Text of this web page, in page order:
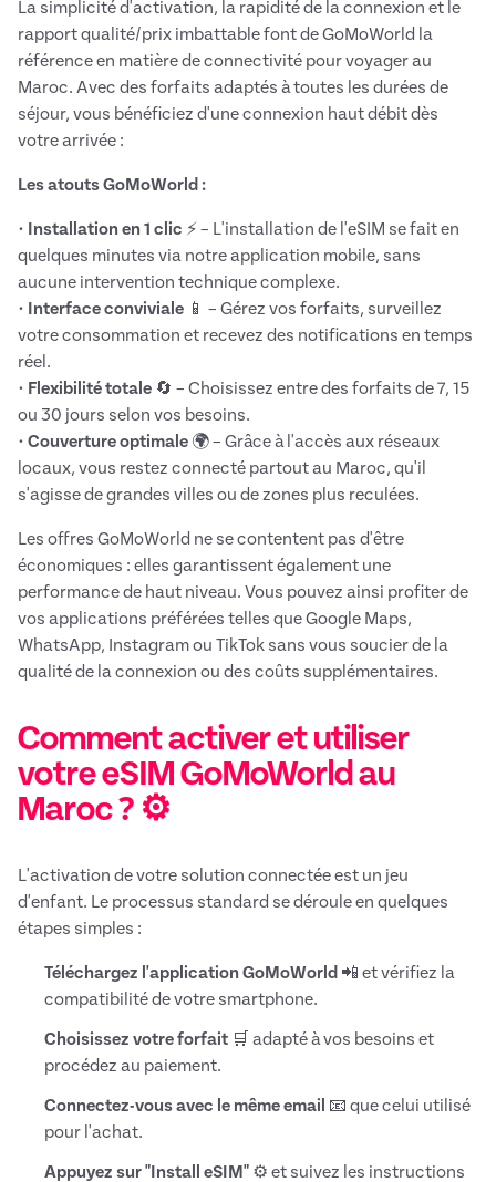
La simplicité d'activation, la rapidité de la connexion et le
rapport qualité/prix imbattable font de GoMoWorld la
référence en matière de connectivité pour voyager au
Maroc. Avec des forfaits adaptés à toutes les durées de
séjour, vous bénéficiez d'une connexion haut débit dès
votre arrivée :
Les atouts GoMoWorld :
• Installation en 1 clic ⚡ – L'installation de l'eSIM se fait en
quelques minutes via notre application mobile, sans
aucune intervention technique complexe.
•
Interface conviviale 📱 – Gérez vos forfaits, surveillez
votre consommation et recevez des notifications en temps
réel.
• Flexibilité totale 🔄 – Choisissez entre des forfaits de 7, 15
ou 30 jours selon vos besoins.
• Couverture optimale 🌍 – Grâce à l'accès aux réseaux
locaux, vous restez connecté partout au Maroc, qu'il
s'agisse de grandes villes ou de zones plus reculées.
Les offres GoMoWorld ne se contentent pas d'être
économiques : elles garantissent également une
performance de haut niveau. Vous pouvez ainsi profiter de
vos applications préférées telles que Google Maps,
WhatsApp, Instagram ou TikTok sans vous soucier de la
qualité de la connexion ou des coûts supplémentaires.
Comment activer et utiliser
votre eSIM GoMoWorld au
Maroc ? ⚙️
L'activation de votre solution connectée est un jeu
d'enfant. Le processus standard se déroule en quelques
étapes simples :
Téléchargez l'application GoMoWorld 📲 et vérifiez la
compatibilité de votre smartphone.
Choisissez votre forfait 🛒 adapté à vos besoins et
procédez au paiement.
Connectez-vous avec le même email 📧 que celui utilisé
pour l'achat.
Appuyez sur "Install eSIM" ⚙️ et suivez les instructions